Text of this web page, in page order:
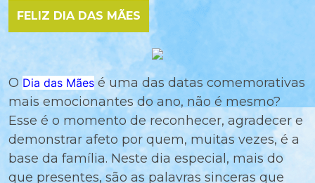
FELIZ DIA DAS MÃES
O Dia das Mães é uma das datas comemorativas
mais emocionantes do ano, não é mesmo?
Esse é o momento de reconhecer, agradecer e
demonstrar afeto por quem, muitas vezes, é a
base da família. Neste dia especial, mais do
que presentes, são as palavras sinceras que